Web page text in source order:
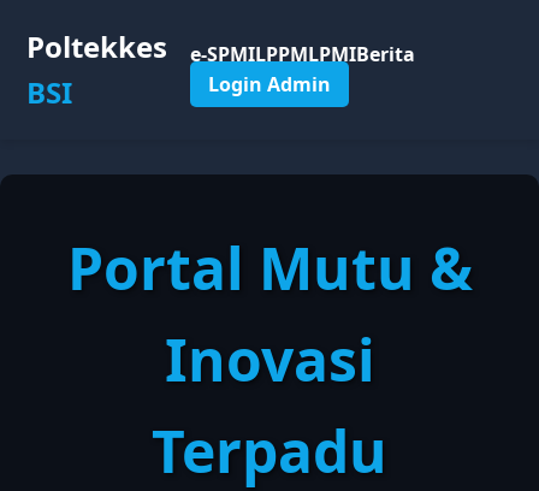
Poltekkes
BSI
e-SPMILPPMLPMIBerita
Login Admin
Portal Mutu &
Inovasi
Terpadu